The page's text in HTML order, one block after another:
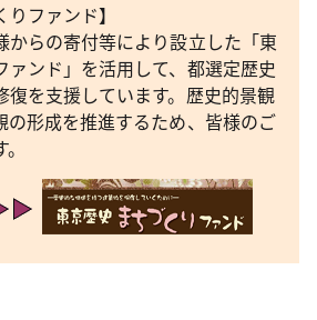
りファンド】
らの寄付等により設立した「東
ァンド」を活用して、都選定歴史
復を支援しています。歴史的景観
の形成を推進するため、皆様のご